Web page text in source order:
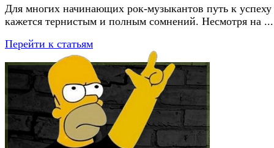
Для многих начинающих рок-музыкантов путь к успеху
кажется тернистым и полным сомнений. Несмотря на ...
Перейти к статьям